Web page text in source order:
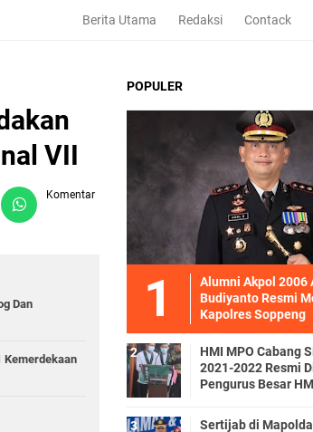
Berita Utama Redaksi Contack
VII
Komentar
Dan
Kemerdekaan
POPULER
Alumni Akpol 2006
Budiyanto Resmi
Kapolres Soppeng
HMI MPO Cabang
2021-2022 Resmi
Pengurus Besar
Sertijab di